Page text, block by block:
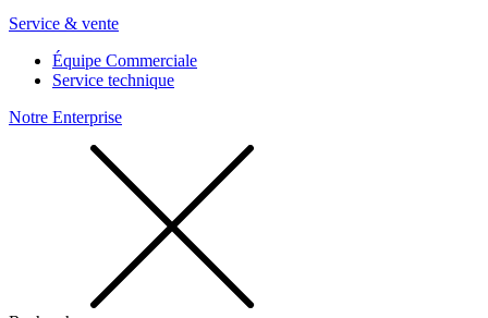
Service & vente
Équipe Commerciale
Service technique
Notre Enterprise